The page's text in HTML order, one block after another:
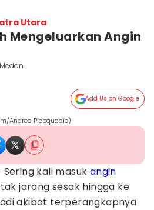
Utara
Mengeluarkan Angin
Add Us on Google
Andrea Piacquadio)
Sering kali masuk angin
jarang sesak hingga ke
akibat terperangkapnya